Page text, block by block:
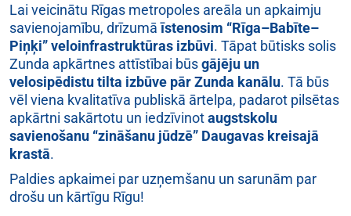
Lai veicinātu Rīgas metropoles areāla un apkaimju
savienojamību, drīzumāīstenosim “Rīga–Babīte–
Piņķi” veloinfrastruktūras izbūvi. Tāpat būtisks solis
Zunda apkārtnes attīstībai būsgājēju un
velosipēdistu tilta izbūve pār Zunda kanālu. Tā būs
vēl viena kvalitatīva publiskā ārtelpa, padarot pilsētas
apkārtni sakārtotu un iedzīvinotaugstskolu
savienošanu “zināšanu jūdzē” Daugavas kreisajā
krastā.
Paldies apkaimei par uzņemšanu un sarunām par
drošu un kārtīgu Rīgu!